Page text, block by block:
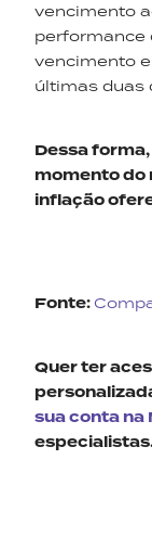
vencimento
performance
vencimento
últimas duas
Dessa
momento do
inflação
Fonte:
Quer ter
sua conta na